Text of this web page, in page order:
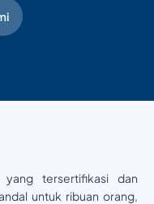
yang tersertifikasi dan
untuk ribuan orang,